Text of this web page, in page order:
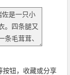
按钮，收藏或分享